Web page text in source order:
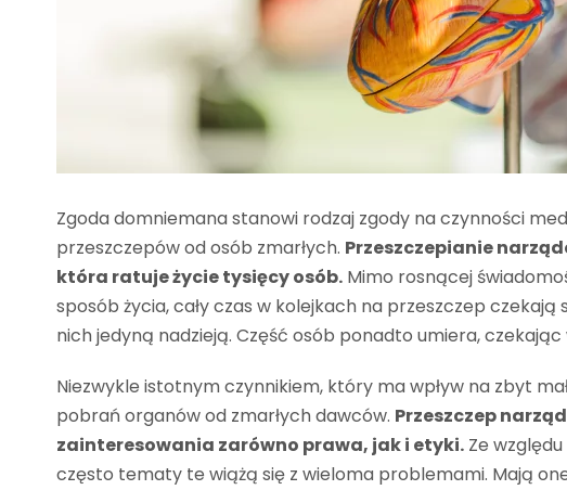
Zgoda domniemana stanowi rodzaj zgody na czynności
przeszczepów od osób zmarłych. Przeszczepianie
która ratuje życie tysięcy osób. Mimo rosnącej
sposób życia, cały czas w kolejkach na przeszczep
nich jedyną nadzieją. Część osób ponadto umiera, czekając
Niezwykle istotnym czynnikiem, który ma wpływ na zbyt
pobrań organów od zmarłych dawców. Przeszczep
zainteresowania zarówno prawa, jak i etyki. Ze
często tematy te wiążą się z wieloma problemami. Mają